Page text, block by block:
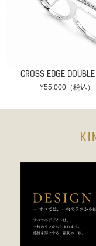
CROSS EDGE
¥55,000（税込）